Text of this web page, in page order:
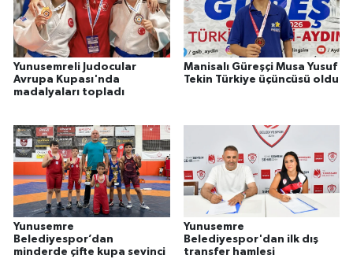
Yunusemreli Judocular
Avrupa Kupası'nda
madalyaları topladı
Manisalı Güreşçi Musa Yusuf
Tekin Türkiye üçüncüsü oldu
Yunusemre
Belediyespor’dan
minderde çifte kupa sevinci
Yunusemre
Belediyespor'dan ilk dış
transfer hamlesi